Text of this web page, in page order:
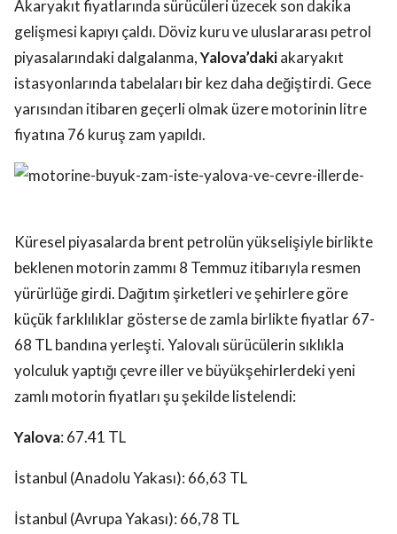
Akaryakıt fiyatlarında sürücüleri üzecek son dakika
gelişmesi kapıyı çaldı. Döviz kuru ve uluslararası petrol
piyasalarındaki dalgalanma,Yalova’dakiakaryakıt
istasyonlarında tabelaları bir kez daha değiştirdi. Gece
yarısından itibaren geçerli olmak üzere motorinin litre
fiyatına 76 kuruş zam yapıldı.
Küresel piyasalarda brent petrolün yükselişiyle birlikte
beklenen motorin zammı 8 Temmuz itibarıyla resmen
yürürlüğe girdi. Dağıtım şirketleri ve şehirlere göre
küçük farklılıklar gösterse de zamla birlikte fiyatlar 67-
68 TL bandına yerleşti. Yalovalı sürücülerin sıklıkla
yolculuk yaptığı çevre iller ve büyükşehirlerdeki yeni
zamlı motorin fiyatları şu şekilde listelendi:
Yalova: 67.41 TL
İstanbul (Anadolu Yakası): 66,63 TL
İstanbul (Avrupa Yakası): 66,78 TL